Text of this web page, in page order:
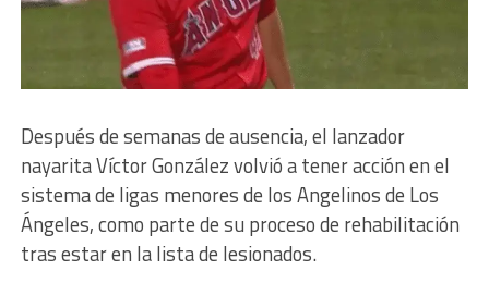
Después de semanas de ausencia, el lanzador
nayarita Víctor González volvió a tener acción en el
sistema de ligas menores de los Angelinos de Los
Ángeles, como parte de su proceso de rehabilitación
tras estar en la lista de lesionados.